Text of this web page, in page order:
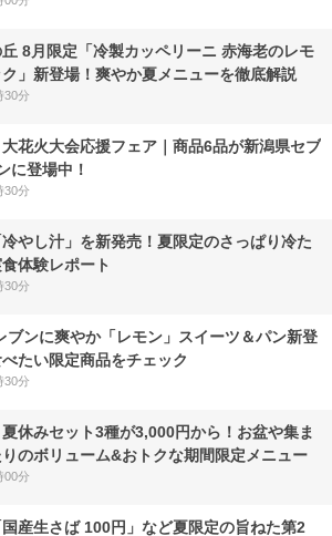
8月限定「冷製カッペリーニ 赤海老のレモ
」新登場！爽やか夏メニューを徹底解説
30分
花火大会応援フェア｜商品6品が新潟県セブ
に登場中！
30分
やし汁」を新発売！夏限定のさっぱり冷た
体験レポート
30分
ブンに爽やか「レモン」スイーツ＆パン新登
たい限定商品をチェック
30分
休みセット3種が3,000円から！お盆や集ま
りのボリューム&おトクな期間限定メニュー
00分
産生さば 100円」など夏限定の旨ねた第2